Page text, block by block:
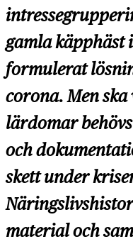
gamla käpphäst
formulerat
corona. Men
lärdomar
och
skett under
material och